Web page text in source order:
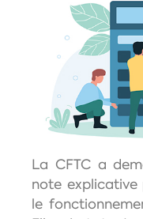
La CFTC a
note
le